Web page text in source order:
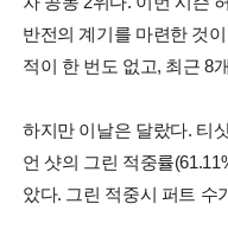
반전의 계기를 마련한 것
적이 한 번도 없고, 최근 8
하지만 이날은 달랐다. 티
언 샷의 그린 적중률
았다. 그린 적중시 퍼트 수